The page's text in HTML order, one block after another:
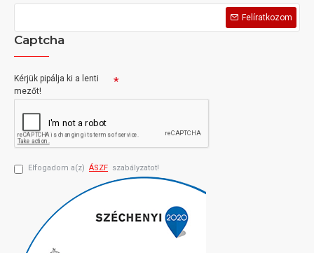
Felíratkozom
Captcha
Kérjük pipálja ki a lenti
mezőt!
Elfogadom a(z) ÁSZF szabályzatot!